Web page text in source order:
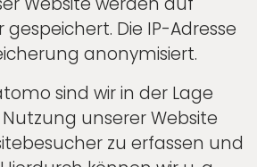
Die IP-Adresse
anonymisiert.
sind wir in der Lage
unserer Website
zu erfassen und